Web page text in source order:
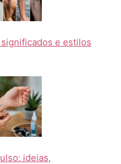
e estilos
ideias,